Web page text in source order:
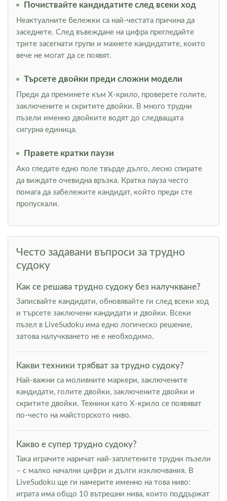
Почиствайте кандидатите след всеки ход
Неактуалните бележки са най-честата причина да
заседнете. След въвеждане на цифра прегледайте
трите засегнати групи и махнете кандидатите, които
вече не могат да се появят.
Търсете двойки преди сложни модели
Преди да преминете към Х-крило, проверете голите,
заключените и скритите двойки. В много трудни
пъзели именно двойките водят до следващата
сигурна единица.
Правете кратки паузи
Ако гледате едно поле твърде дълго, лесно спирате
да виждате очевидна връзка. Кратка пауза често
помага да забележите кандидат, който преди сте
пропускали.
Често задавани въпроси за трудно
судоку
Как се решава трудно судоку без налучкване?
Записвайте кандидати, обновявайте ги след всеки ход
и търсете заключени кандидати и двойки. Всеки
пъзел в LiveSudoku има едно логическо решение,
затова налучкването не е необходимо.
Какви техники трябват за трудно судоку?
Най-важни са моливните маркери, заключените
кандидати, голите двойки, заключените двойки и
скритите двойки. Техники като Х-крило се появяват
по-често на майсторското ниво.
Какво е супер трудно судоку?
Така играчите наричат най-заплетените трудни пъзели
– с малко начални цифри и дълги изключвания. В
LiveSudoku ще ги намерите именно на това ниво:
играта има общо 10 вътрешни нива, които поддържат